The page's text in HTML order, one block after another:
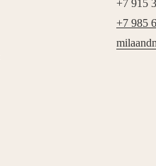
+7 915
+7 985